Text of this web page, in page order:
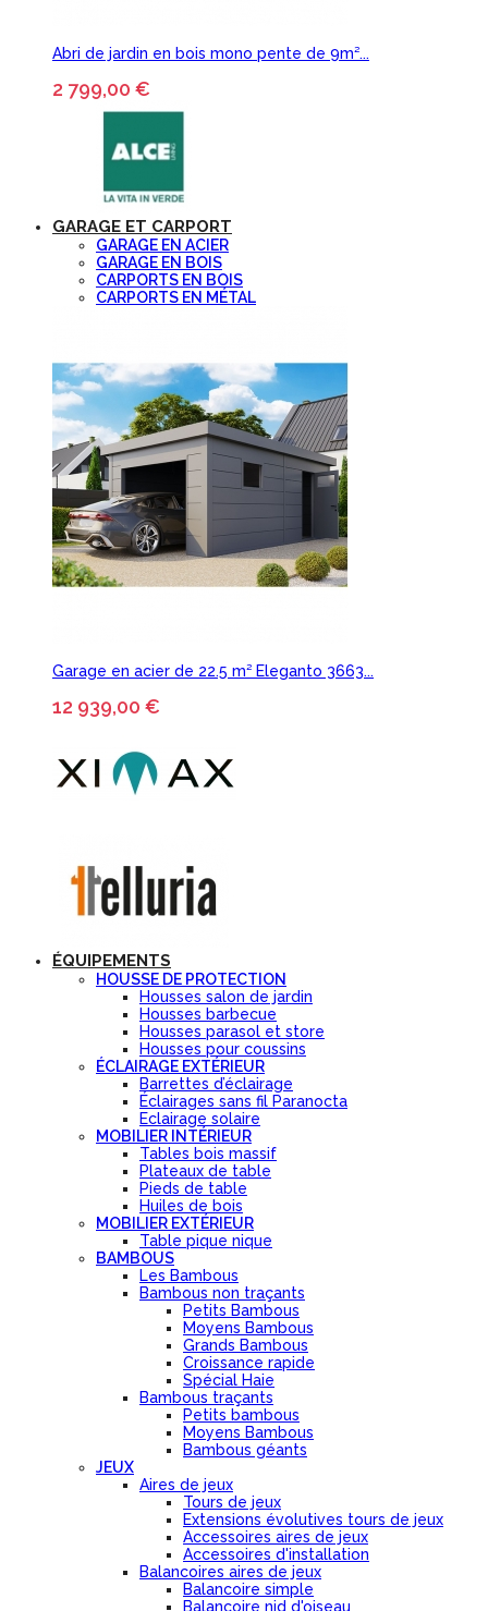
Abri de jardin en bois mono pente de 9m²...
2 799,00 €
GARAGE ET CARPORT
GARAGE EN ACIER
GARAGE EN BOIS
CARPORTS EN BOIS
CARPORTS EN MÉTAL
Garage en acier de 22.5 m² Eleganto 3663...
12 939,00 €
ÉQUIPEMENTS
HOUSSE DE PROTECTION
Housses salon de jardin
Housses barbecue
Housses parasol et store
Housses pour coussins
ÉCLAIRAGE EXTÉRIEUR
Barrettes d’éclairage
Éclairages sans fil Paranocta
Eclairage solaire
MOBILIER INTÉRIEUR
Tables bois massif
Plateaux de table
Pieds de table
Huiles de bois
MOBILIER EXTÉRIEUR
Table pique nique
BAMBOUS
Les Bambous
Bambous non traçants
Petits Bambous
Moyens Bambous
Grands Bambous
Croissance rapide
Spécial Haie
Bambous traçants
Petits bambous
Moyens Bambous
Bambous géants
JEUX
Aires de jeux
Tours de jeux
Extensions évolutives tours de jeux
Accessoires aires de jeux
Accessoires d'installation
Balancoires aires de jeux
Balancoire simple
Balancoire nid d'oiseau